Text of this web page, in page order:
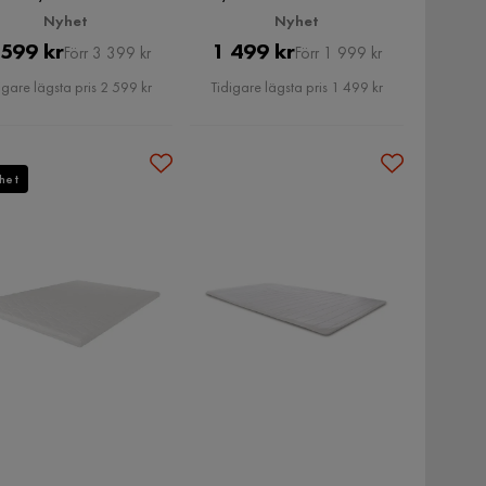
160x200 cm - 7
Mjuk/Medium, Tvättbar
klädsel
Nyhet
Pris
krOriginal
Pris
Förr 3 399 kr
lägsta pris 2 599 kr
7 cm, Medium
Nyhet
Pris
1 499 krOriginal
Pris
Förr 1 999 kr
Tidigare lägsta pris 1 499 kr